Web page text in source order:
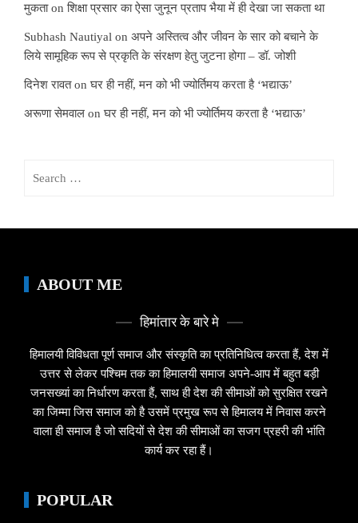
मुकताonशिक्षा प्रसार का ऐसा जुनून प्रताप भैया में ही देखा जा सकता था
Subhash Nautiyal on अपने अस्तित्व और जीवन के सार को बचाने के
लिये सामूहिक रूप से प्रकृति के संरक्षण हेतु जुटना होगा – डॉ. जोशी
दिनेश रावतonघर ही नहीं, मन को भी ज्योर्तिमय करता है ‘भद्याऊ’
अरूणा सेमवाल onघर ही नहीं, मन को भी ज्योर्तिमय करता है ‘भद्याऊ’
ABOUT ME
हिमांतार के बारे मे
हिमालयी विविधता पूर्ण समाज और संस्कृति का प्रतिनिधित्व करता हैं, देश में
उत्तर से लेकर पश्चिम तक का हिमालयी समाज अपने-आप में बहुत बड़ी
जनसख्यां का निर्धारण करता हैं, साथ ही देश की सीमाओं को सुरक्षित रखने
का जिम्मा जिस समाज को है उसमें प्रमुख रूप से हिमालय में निवास करने
वाला ही समाज है जो सदियों से देश की सीमाओं का सजग प्रहरी की भांति
कार्य कर रहा हैं।
POPULAR